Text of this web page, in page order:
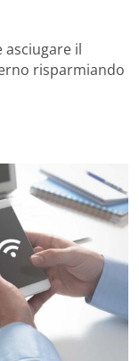
asciugare il
risparmiando